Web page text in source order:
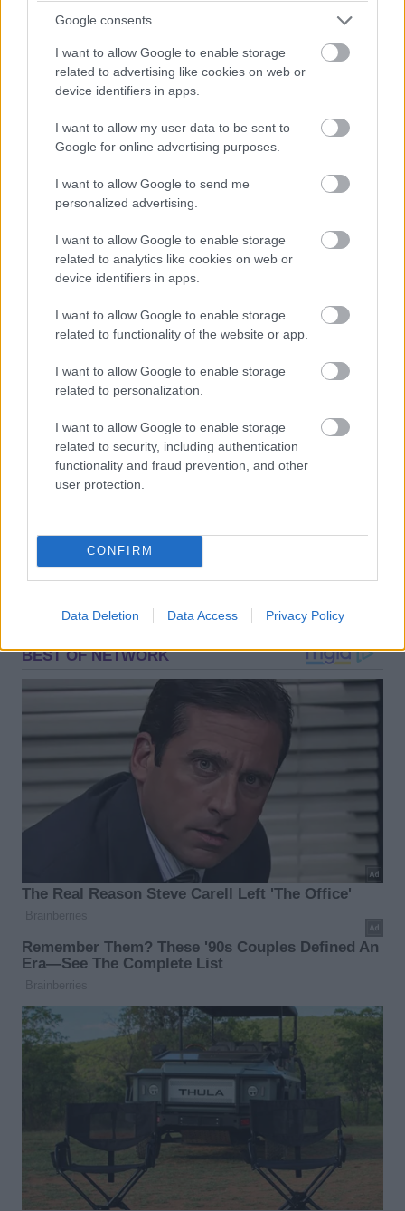
Google consents
I want to allow Google to enable storage
related to advertising like cookies on web or
device identifiers in apps.
I want to allow my user data to be sent to
Google for online advertising purposes.
I want to allow Google to send me
personalized advertising.
I want to allow Google to enable storage
related to analytics like cookies on web or
device identifiers in apps.
I want to allow Google to enable storage
related to functionality of the website or app.
I want to allow Google to enable storage
related to personalization.
I want to allow Google to enable storage
related to security, including authentication
functionality and fraud prevention, and other
user protection.
CONFIRM
Data Deletion Data Access Privacy Policy
καυσίμου με 1.400 χλμ.
αυτονομίας-πόσο κοστίζει
στην Ελλάδα
Διαβάστε Επίσης
Η τελευταία BMW Z4 πέρασε
τη γραμμή παραγωγής-τι
Tags
MERCEDES-AMG MERCEDES-AMG ONE
ΧΙΛΙΟΜΕΤΡΑ
READ NEXT